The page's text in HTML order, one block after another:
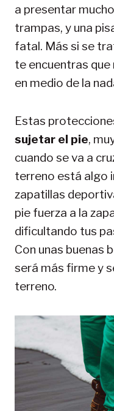
a presentar
trampas, y una
fatal. Más si se
te encuentras
en medio de la
Estas
sujetar el pie,
cuando se va a
terreno está algo
zapatillas
pie fuerza a la
dificultando tus
Con unas buenas
será más firme y
terreno.